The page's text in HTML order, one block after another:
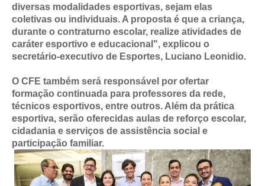
diversas modalidades esportivas, sejam elas
coletivas ou individuais. A proposta é que a criança,
durante o contraturno escolar, realize atividades de
caráter esportivo e educacional", explicou o
secretário-executivo de Esportes, Luciano Leonidio.
O CFE também será responsável por ofertar
formação continuada para professores da rede,
técnicos esportivos, entre outros. Além da prática
esportiva, serão oferecidas aulas de reforço escolar,
cidadania e serviços de assistência social e
participação familiar.